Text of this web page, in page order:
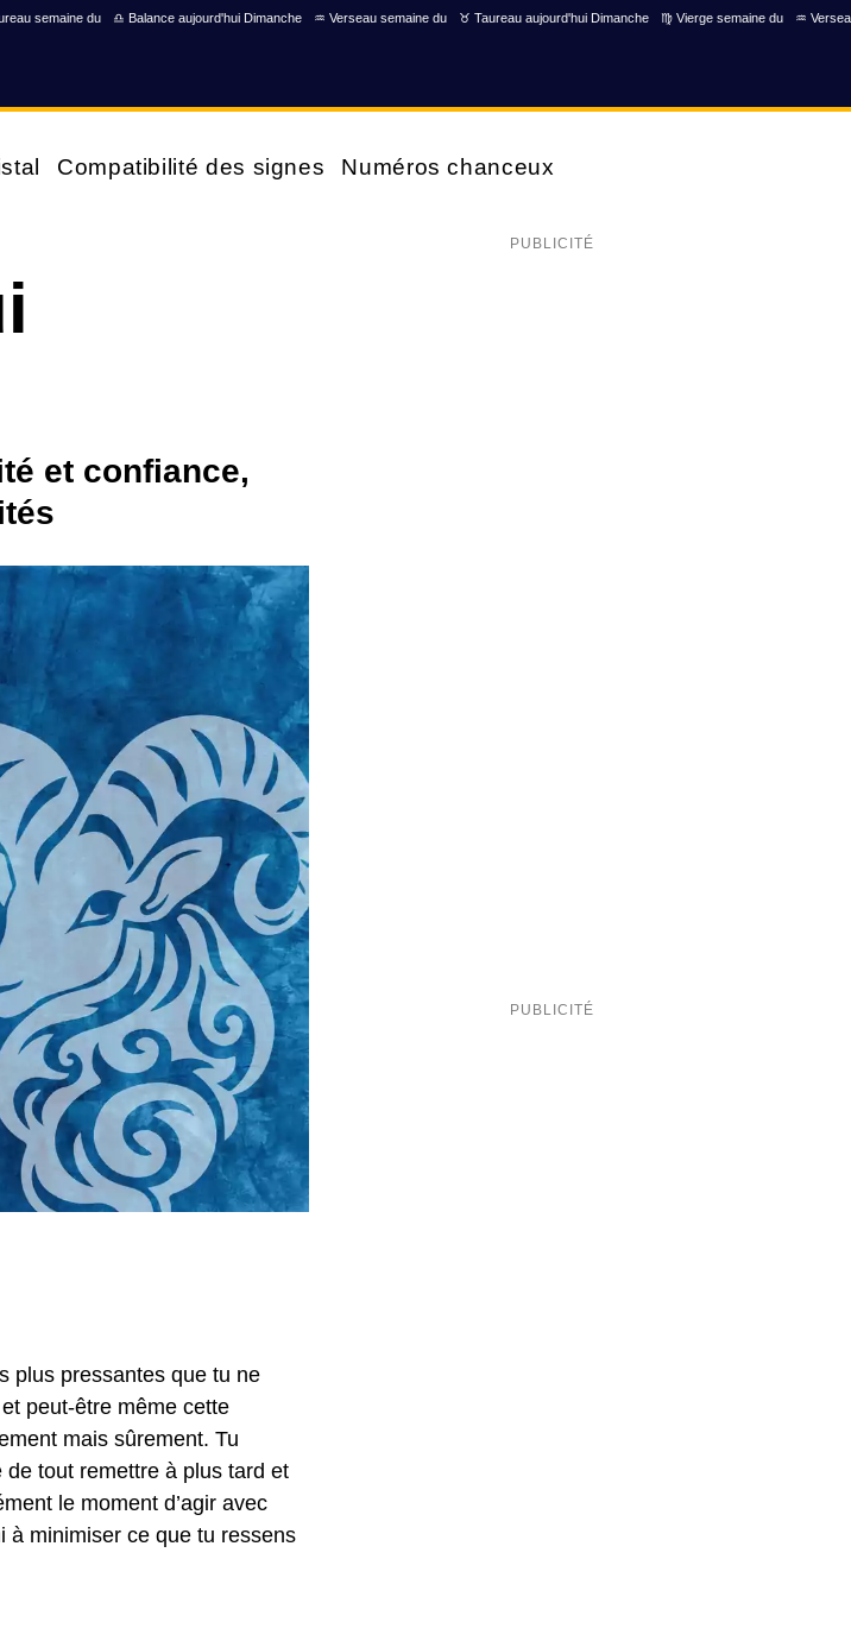
semaine du ♎ Balance aujourd'hui Dimanche ♒ Verseau semaine du ♉ Taureau aujourd'hui Dimanche ♍ Vierge semaine du ♒
Compatibilité des signes Numéros chanceux
et confiance,
plus pressantes que tu ne
peut-être même cette
mais sûrement. Tu
de tout remettre à plus tard et
le moment d’agir avec
à minimiser ce que tu ressens